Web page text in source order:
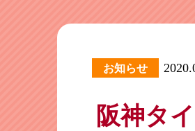
お知らせ
阪神タ